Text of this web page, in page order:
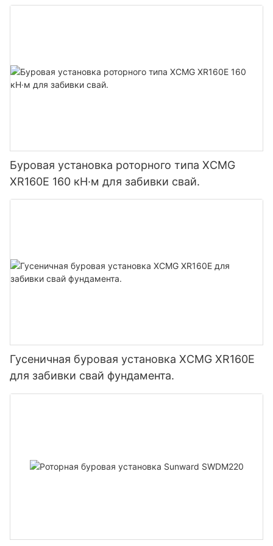
Буровая установка роторного типа XCMG
XR160E 160 кН·м для забивки свай.
Гусеничная буровая установка XCMG XR160E
для забивки свай фундамента.